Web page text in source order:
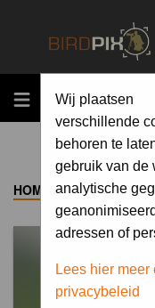
MENU
Wij plaatsen
verschillende
behoren te
gebruik van de
analytische
adressen of
Lees hier
privacybeleid
HOME ->ALBUM